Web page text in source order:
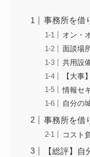
事務所を借
オン・
面談場
共用設
【大事
情報セ
自分の
事務所を借
コスト
【総評】